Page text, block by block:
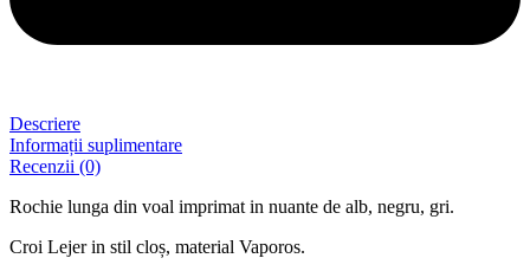
Descriere
Informații suplimentare
Recenzii (0)
Rochie lunga din voal imprimat in nuante de alb, negru, gri.
Croi Lejer in stil cloș, material Vaporos.